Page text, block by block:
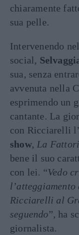
chiaramente
sua pelle.
Intervenendo
social,
sua, senza
avvenuta nella
esprimendo un
cantante. La
con Ricciarelli
show, La
bene il suo
con lei. “Vedo
Ricciarelli al
seguendo”, ha
giornalista.